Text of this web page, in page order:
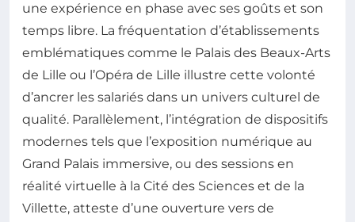
une expérience en phase avec ses goûts et son
temps libre. La fréquentation d’établissements
emblématiques comme le Palais des Beaux-Arts
de Lille ou l’Opéra de Lille illustre cette volonté
d’ancrer les salariés dans un univers culturel de
qualité. Parallèlement, l’intégration de dispositifs
modernes tels que l’exposition numérique au
Grand Palais immersive, ou des sessions en
réalité virtuelle à la Cité des Sciences et de la
Villette, atteste d’une ouverture vers de